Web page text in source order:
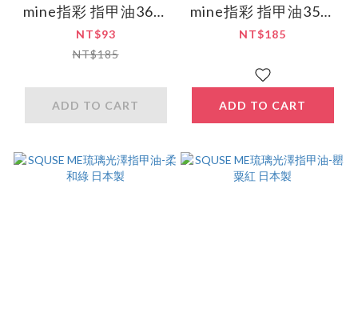
mine指彩 指甲油36珍
珠金
NT$93
NT$185
ADD TO CART
mine指彩 指甲油35芭
蕾粉
NT$185
ADD TO CART